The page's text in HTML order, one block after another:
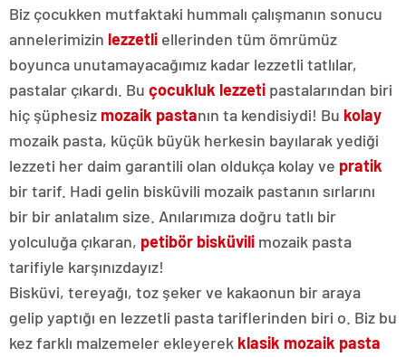
Biz çocukken mutfaktaki hummalı çalışmanın sonucu
annelerimizin lezzetli ellerinden tüm ömrümüz
boyunca unutamayacağımız kadar lezzetli tatlılar,
pastalar çıkardı. Bu çocukluk lezzeti pastalarından biri
hiç şüphesiz mozaik pastanın ta kendisiydi! Bu kolay
mozaik pasta, küçük büyük herkesin bayılarak yediği
lezzeti her daim garantili olan oldukça kolay ve pratik
bir tarif. Hadi gelin bisküvili mozaik pastanın sırlarını
bir bir anlatalım size. Anılarımıza doğru tatlı bir
yolculuğa çıkaran, petibör bisküvili mozaik pasta
tarifiyle karşınızdayız!
Bisküvi, tereyağı, toz şeker ve kakaonun bir araya
gelip yaptığı en lezzetli pasta tariflerinden biri o. Biz bu
kez farklı malzemeler ekleyerek klasik mozaik pasta